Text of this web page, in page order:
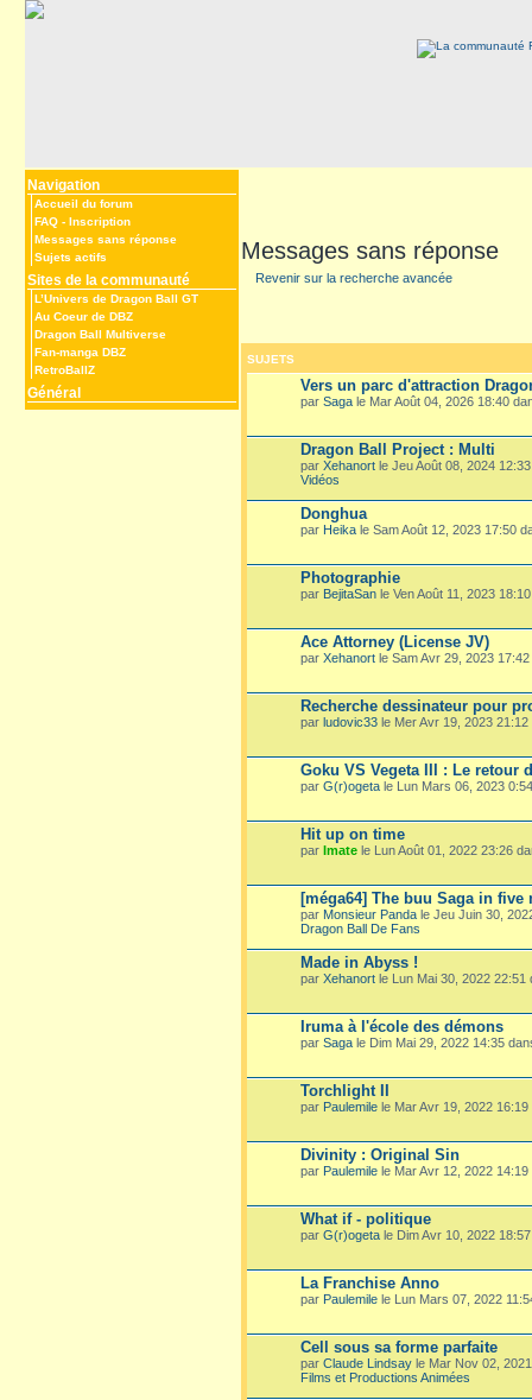
Navigation
Accueil du forum
FAQ - Inscription
Messages sans réponse
Sujets actifs
Sites de la communauté
L’Univers de Dragon Ball GT
Au Coeur de DBZ
Dragon Ball Multiverse
Fan-manga DBZ
RetroBallZ
Général
Messages sans réponse
Revenir sur la recherche avancée
SUJETS
Vers un parc d'attraction
par Saga le Mar Août 04, 2026 18:40
Dragon Ball Project : Multi
par Xehanort le Jeu Août 08, 2024
Vidéos
Donghua
par Heika le Sam Août 12, 2023 17:50
Photographie
par BejitaSan le Ven Août 11, 2023
Ace Attorney (License JV)
par Xehanort le Sam Avr 29, 2023
Recherche dessinateur pour
par ludovic33 le Mer Avr 19, 2023
Goku VS Vegeta III : Le retour
par G(r)ogeta le Lun Mars 06, 2023
Hit up on time
par Imate le Lun Août 01, 2022 23:26
[méga64] The buu Saga in five
par Monsieur Panda le Jeu Juin 30,
Dragon Ball De Fans
Made in Abyss !
par Xehanort le Lun Mai 30, 2022 22:51
Iruma à l'école des démons
par Saga le Dim Mai 29, 2022 14:35
Torchlight II
par Paulemile le Mar Avr 19, 2022
Divinity : Original Sin
par Paulemile le Mar Avr 12, 2022
What if - politique
par G(r)ogeta le Dim Avr 10, 2022
La Franchise Anno
par Paulemile le Lun Mars 07, 2022
Cell sous sa forme parfaite
par Claude Lindsay le Mar Nov 02,
Films et Productions Animées